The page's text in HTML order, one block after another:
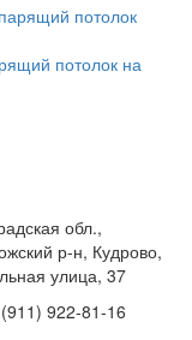
потолок на
обл.,
р-н, Кудрово,
улица, 37
922-81-16